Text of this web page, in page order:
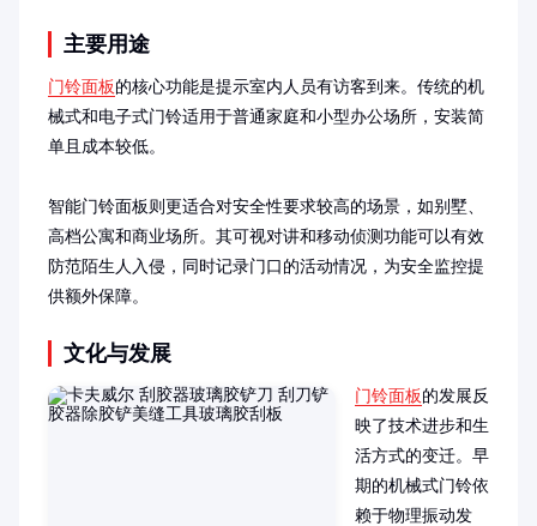
主要用途
门铃面板 的核心功能是提示室内人员有访客到来。传统的机
械式和电子式门铃适用于普通家庭和小型办公场所，安装简
单且成本较低。
智能门铃面板则更适合对安全性要求较高的场景，如别墅、
高档公寓和商业场所。其可视对讲和移动侦测功能可以有效
防范陌生人入侵，同时记录门口的活动情况，为安全监控提
供额外保障。
文化与发展
门铃面板 的发展反
映了技术进步和生
活方式的变迁。早
期的机械式门铃依
赖于物理振动发